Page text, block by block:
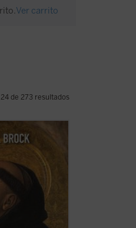
Ver carrito
de 273 resultados
a quienes no
de Tomás
de su
hoy en
sobre la